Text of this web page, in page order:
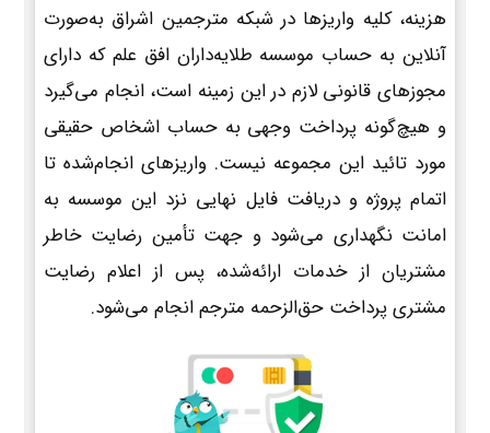
هزینه، کلیه واریزها در شبکه مترجمین اشراق به‌صورت
آنلاین به حساب موسسه طلایه‌داران افق علم که دارای
مجوزهای قانونی لازم در این زمینه است، انجام می‌گیرد
و هیچ‌گونه پرداخت وجهی به حساب اشخاص حقیقی
مورد تائید این مجموعه نیست. واریزهای انجام‌شده تا
اتمام پروژه و دریافت فایل نهایی نزد این موسسه به
امانت نگهداری می‌شود و جهت تأمین رضایت خاطر
مشتریان از خدمات ارائه‌شده، پس از اعلام رضایت
مشتری پرداخت حق‌الزحمه مترجم انجام می‌شود.